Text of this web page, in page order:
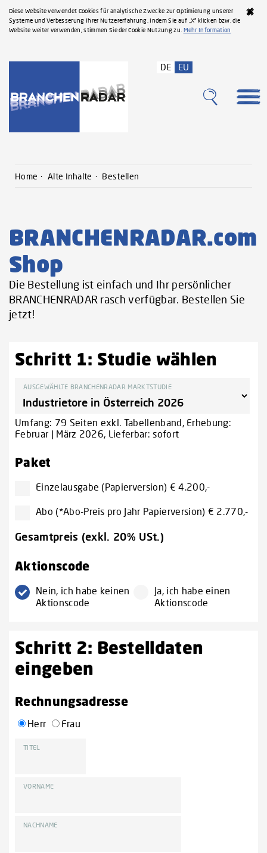
Diese Website verwendet Cookies für analytische Zwecke zur Optimierung unserer
Systeme und Verbesserung Ihrer Nutzererfahrung. Indem Sie auf „X“ klicken bzw. die
Website weiter verwenden, stimmen Sie der Cookie Nutzung zu. Mehr Information
DE EU
Home Alte Inhalte Bestellen
BRANCHENRADAR.com
Shop
Die Bestellung ist einfach und Ihr persönlicher
BRANCHENRADAR rasch verfügbar. Bestellen Sie
jetzt!
Schritt 1: Studie wählen
AUSGEWÄHLTE BRANCHENRADAR MARKTSTUDIE
Umfang: 79 Seiten exkl. Tabellenband, Erhebung:
Februar | März 2026, Lieferbar: sofort
Paket
Einzelausgabe (Papierversion) € 4.200,-
Abo (*Abo-Preis pro Jahr Papierversion) € 2.770,-
Gesamtpreis (exkl. 20% USt.)
Aktionscode
Nein, ich habe keinen
Aktionscode
Ja, ich habe einen
Aktionscode
Schritt 2: Bestelldaten
eingeben
Rechnungsadresse
Herr Frau
TITEL
VORNAME
NACHNAME